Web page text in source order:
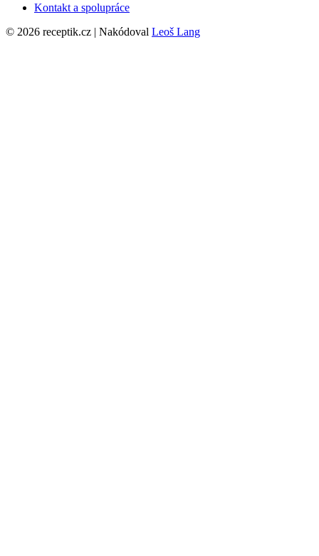
Kontakt a spolupráce
© 2026 receptik.cz | Nakódoval Leoš Lang